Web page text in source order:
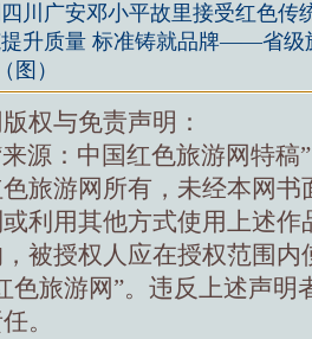
川广安邓小平故里接受红色传
升质量 标准铸就品牌——省级
图）
权与免责声明：
源：中国红色旅游网特稿
旅游网所有，未经本网书
利用其他方式使用上述作
被授权人应在授权范围内
色旅游网”。违反上述声明
。